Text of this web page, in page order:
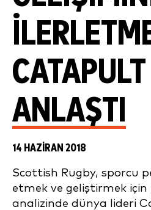
ANLAŞTI
14 HAZIRAN 2018
Scottish Rugby, sporcu
etmek ve geliştirmek
analizinde dünya lideri